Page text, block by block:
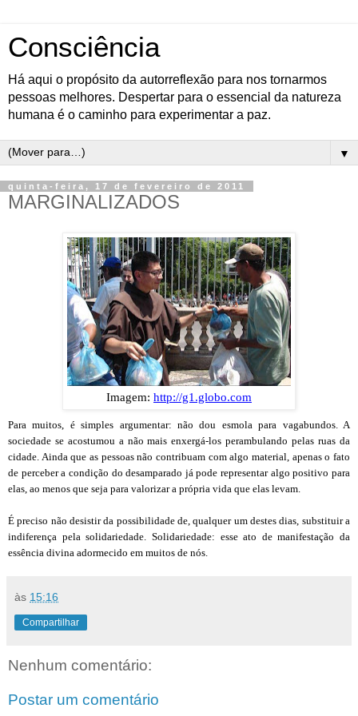
Consciência
Há aqui o propósito da autorreflexão para nos tornarmos
pessoas melhores. Despertar para o essencial da natureza
humana é o caminho para experimentar a paz.
▼
quinta-feira, 17 de fevereiro de 2011
MARGINALIZADOS
Imagem: http://g1.globo.com
Para muitos, é simples argumentar: não dou esmola para vagabundos. A
sociedade se acostumou a não mais enxergá-los perambulando pelas ruas da
cidade. Ainda que as pessoas não contribuam com algo material, apenas o fato
de perceber a condição do desamparado já pode representar algo positivo para
elas, ao menos que seja para valorizar a própria vida que elas levam.
É preciso não desistir da possibilidade de, qualquer um destes dias, substituir a
indiferença pela solidariedade. Solidariedade: esse ato de manifestação da
essência divina adormecido em muitos de nós.
às 15:16
Compartilhar
Nenhum comentário:
Postar um comentário